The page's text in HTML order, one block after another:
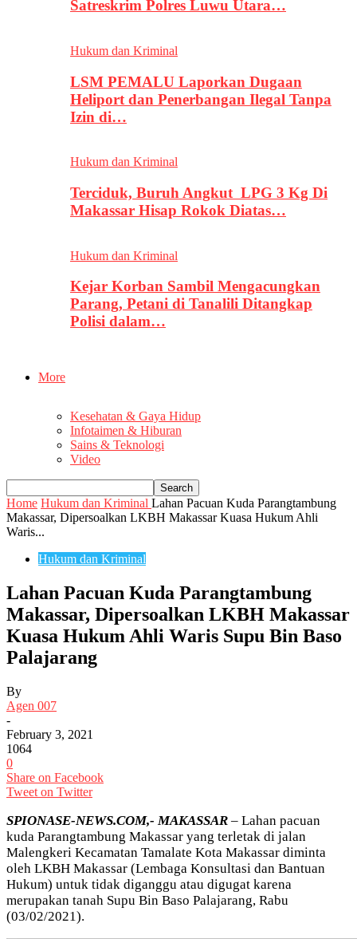
Satreskrim Polres Luwu Utara…
Hukum dan Kriminal
LSM PEMALU Laporkan Dugaan
Heliport dan Penerbangan Ilegal Tanpa
Izin di…
Hukum dan Kriminal
Terciduk, Buruh Angkut LPG 3 Kg Di
Makassar Hisap Rokok Diatas…
Hukum dan Kriminal
Kejar Korban Sambil Mengacungkan
Parang, Petani di Tanalili Ditangkap
Polisi dalam…
More
Kesehatan & Gaya Hidup
Infotaimen & Hiburan
Sains & Teknologi
Video
Home Hukum dan Kriminal Lahan Pacuan Kuda Parangtambung
Makassar, Dipersoalkan LKBH Makassar Kuasa Hukum Ahli
Waris...
Hukum dan Kriminal
Lahan Pacuan Kuda Parangtambung
Makassar, Dipersoalkan LKBH Makassar
Kuasa Hukum Ahli Waris Supu Bin Baso
Palajarang
By
Agen 007
-
February 3, 2021
1064
0
Share on Facebook
Tweet on Twitter
SPIONASE-NEWS.COM,- MAKASSAR – Lahan pacuan
kuda Parangtambung Makassar yang terletak di jalan
Malengkeri Kecamatan Tamalate Kota Makassar diminta
oleh LKBH Makassar (Lembaga Konsultasi dan Bantuan
Hukum) untuk tidak diganggu atau digugat karena
merupakan tanah Supu Bin Baso Palajarang, Rabu
(03/02/2021).